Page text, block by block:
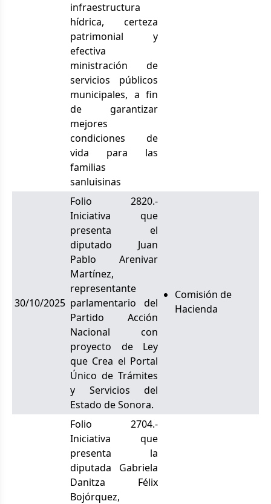
infraestructura
hídrica, certeza
patrimonial y
efectiva
ministración de
servicios públicos
municipales, a fin
de garantizar
mejores
condiciones de
vida para las
familias
sanluisinas
30/10/2025
Folio 2820.-
Iniciativa que
presenta el
diputado Juan
Pablo Arenivar
Martínez,
representante
parlamentario del
Partido Acción
Nacional con
proyecto de Ley
que Crea el Portal
Único de Trámites
y Servicios del
Estado de Sonora.
Comisión de
Hacienda
Folio 2704.-
Iniciativa que
presenta la
diputada Gabriela
Danitza Félix
Bojórquez,